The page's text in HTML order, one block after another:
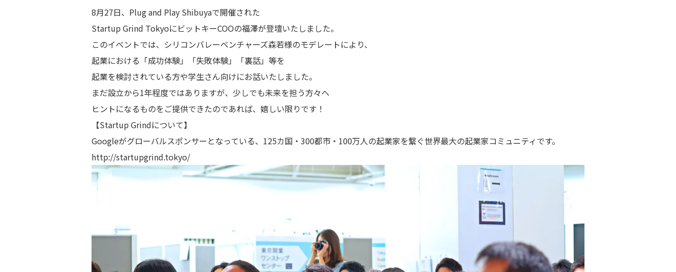
8月27日、Plug and Play Shibuyaで開催された
Startup Grind TokyoにビットキーCOOの福澤が登壇いたしました。
このイベントでは、シリコンバレーベンチャーズ森若様のモデレートにより、
起業における「成功体験」「失敗体験」「裏話」等を
起業を検討されている方や学生さん向けにお話いたしました。
まだ設立から1年程度ではありますが、少しでも未来を担う方々へ
ヒントになるものをご提供できたのであれば、嬉しい限りです！
【Startup Grindについて】
Googleがグローバルスポンサーとなっている、125カ国・300都市・100万人の起業家を繋ぐ世界最大の起業家コミュニティです。
http://startupgrind.tokyo/